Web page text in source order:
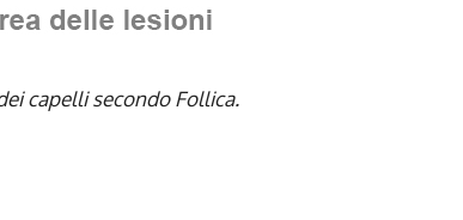
capelli secondo Follica.